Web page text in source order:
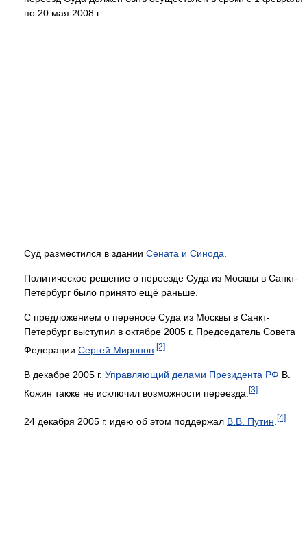
по 20 мая 2008 г.
Суд разместился в здании Сената и Синода
Политическое решение о переезде Суда из Москвы в Санкт-
Петербург было принято ещё раньше.
С предложением о переносе Суда из Москвы в Санкт-
Петербург выступил в октябре 2005 г. Председатель Совета
Федерации Сергей Миронов [2]
В декабре 2005 г. Управляющий делами Президента РФ В.
Кожин также не исключил возможности переезда. [3]
24 декабря 2005 г. идею об этом поддержал В.В. Путин [4]